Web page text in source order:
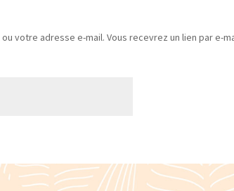
votre adresse e-mail. Vous recevrez un lien par e-